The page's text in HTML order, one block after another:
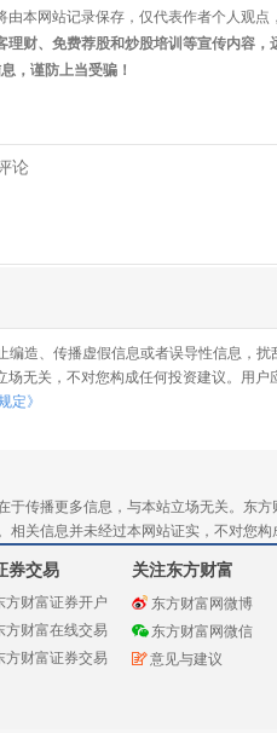
由本网站记录保存，仅代表作者个人观
理财、免费荐股和炒股培训等宣传内容
，谨防上当受骗！
编造、传播虚假信息或者误导性信息，
无关，不对您构成任何投资建议。用
定》
于传播更多信息，与本站立场无关。东
相关信息并未经过本网站证实，不对您
券交易
方财富证券开户
方财富在线交易
方财富证券交易
关注东方财富
东方财富网微博
东方财富网微信
意见与建议